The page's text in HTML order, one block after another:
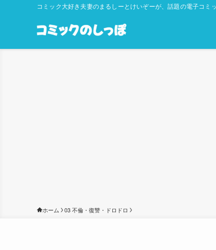
コミック大好き夫妻のまるしーとけいぞーが、話題の電子コミ
ホーム 03 不倫・復讐・ドロドロ